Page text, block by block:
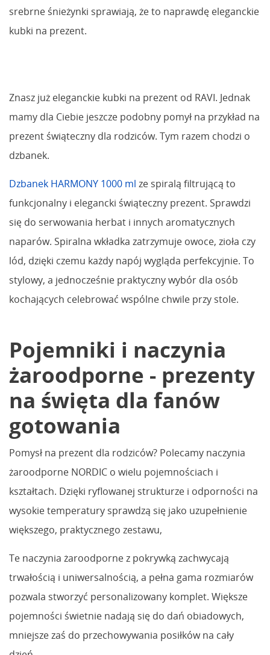
srebrne śnieżynki sprawiają, że to naprawdę eleganckie
kubki na prezent.
Znasz już eleganckie kubki na prezent od RAVI. Jednak
mamy dla Ciebie jeszcze podobny pomył na przykład na
prezent świąteczny dla rodziców. Tym razem chodzi o
dzbanek.
Dzbanek HARMONY 1000 ml ze spiralą filtrującą to
funkcjonalny i elegancki świąteczny prezent. Sprawdzi
się do serwowania herbat i innych aromatycznych
naparów. Spiralna wkładka zatrzymuje owoce, zioła czy
lód, dzięki czemu każdy napój wygląda perfekcyjnie. To
stylowy, a jednocześnie praktyczny wybór dla osób
kochających celebrować wspólne chwile przy stole.
Pojemniki i naczynia
żaroodporne - prezenty
na święta dla fanów
gotowania
Pomysł na prezent dla rodziców? Polecamy naczynia
żaroodporne NORDIC o wielu pojemnościach i
kształtach. Dzięki ryflowanej strukturze i odporności na
wysokie temperatury sprawdzą się jako uzupełnienie
większego, praktycznego zestawu,
Te naczynia żaroodporne z pokrywką zachwycają
trwałością i uniwersalnością, a pełna gama rozmiarów
pozwala stworzyć personalizowany komplet. Większe
pojemności świetnie nadają się do dań obiadowych,
mniejsze zaś do przechowywania posiłków na cały